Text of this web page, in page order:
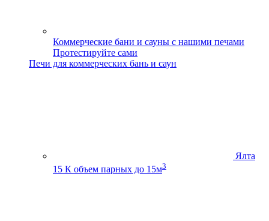
Коммерческие бани и сауны с нашими печами
Протестируйте сами
Печи для коммерческих бань и саун
Ялта
15 К объем парных до 15м3